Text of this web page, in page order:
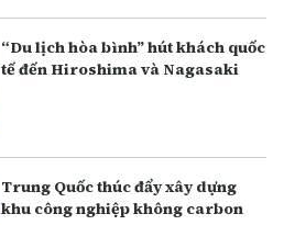
“Du lịch hòa bình” hút khách quốc
tế đến Hiroshima và Nagasaki
Trung Quốc thúc đẩy xây dựng
khu công nghiệp không carbon